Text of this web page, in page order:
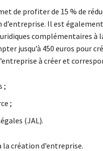
de profiter de 15 % de
d’entreprise. Il est
complémentaires à
jusqu’à 450 euros pour
à créer et
;
;
(JAL).
la création d’entreprise.